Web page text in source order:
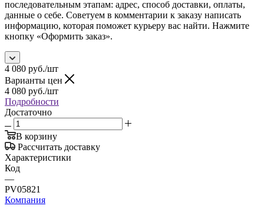
последовательным этапам: адрес, способ доставки, оплаты,
данные о себе. Советуем в комментарии к заказу написать
информацию, которая поможет курьеру вас найти. Нажмите
кнопку «Оформить заказ».
4 080 руб./шт
Варианты цен
4 080 руб./шт
Подробности
Достаточно
В корзину
Рассчитать доставку
Характеристики
Код
—
PV05821
Компания